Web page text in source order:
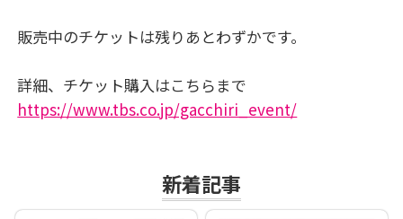
販売中のチケットは残りあとわずかです。
詳細、チケット購入はこちらまで
https://www.tbs.co.jp/gacchiri_event/
新着記事